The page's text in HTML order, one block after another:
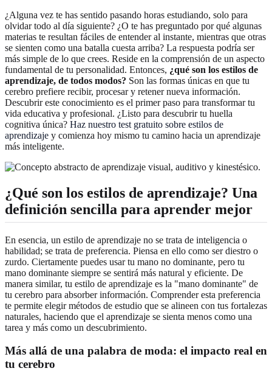
¿Alguna vez te has sentido pasando horas estudiando, solo para
olvidar todo al día siguiente? ¿O te has preguntado por qué algunas
materias te resultan fáciles de entender al instante, mientras que otras
se sienten como una batalla cuesta arriba? La respuesta podría ser
más simple de lo que crees. Reside en la comprensión de un aspecto
fundamental de tu personalidad. Entonces, ¿qué son los estilos de
aprendizaje, de todos modos? Son las formas únicas en que tu
cerebro prefiere recibir, procesar y retener nueva información.
Descubrir este conocimiento es el primer paso para transformar tu
vida educativa y profesional. ¿Listo para descubrir tu huella
cognitiva única? Haz nuestro test gratuito sobre estilos de
aprendizaje y comienza hoy mismo tu camino hacia un aprendizaje
más inteligente.
¿Qué son los estilos de aprendizaje? Una
definición sencilla para aprender mejor
En esencia, un estilo de aprendizaje no se trata de inteligencia o
habilidad; se trata de preferencia. Piensa en ello como ser diestro o
zurdo. Ciertamente puedes usar tu mano no dominante, pero tu
mano dominante siempre se sentirá más natural y eficiente. De
manera similar, tu estilo de aprendizaje es la "mano dominante" de
tu cerebro para absorber información. Comprender esta preferencia
te permite elegir métodos de estudio que se alineen con tus fortalezas
naturales, haciendo que el aprendizaje se sienta menos como una
tarea y más como un descubrimiento.
Más allá de una palabra de moda: el impacto real en
tu cerebro